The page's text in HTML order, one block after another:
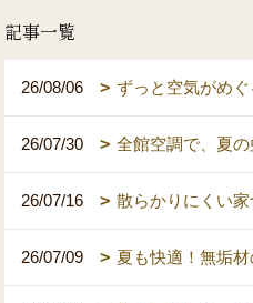
記事一覧
26/08/06 ずっと空気がめ
26/07/30 全館空調で、夏の
26/07/16 散らかりにくい
26/07/09 夏も快適！無垢材